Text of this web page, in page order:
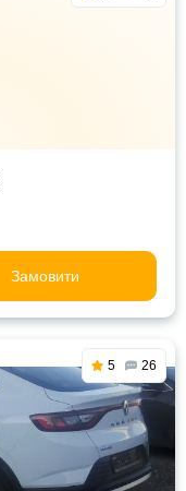
Замовити
5 26